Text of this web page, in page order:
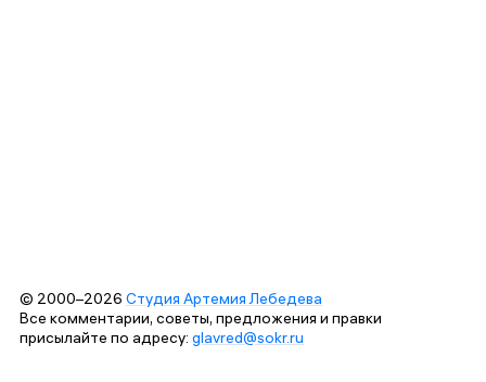
© 2000–2026 Студия Артемия Лебедева
Все комментарии, советы, предложения и правки
присылайте по адресу: glavred@sokr.ru